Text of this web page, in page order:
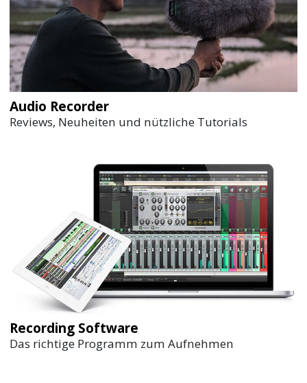
Audio Recorder
Reviews, Neuheiten und nützliche Tutorials
Recording Software
Das richtige Programm zum Aufnehmen